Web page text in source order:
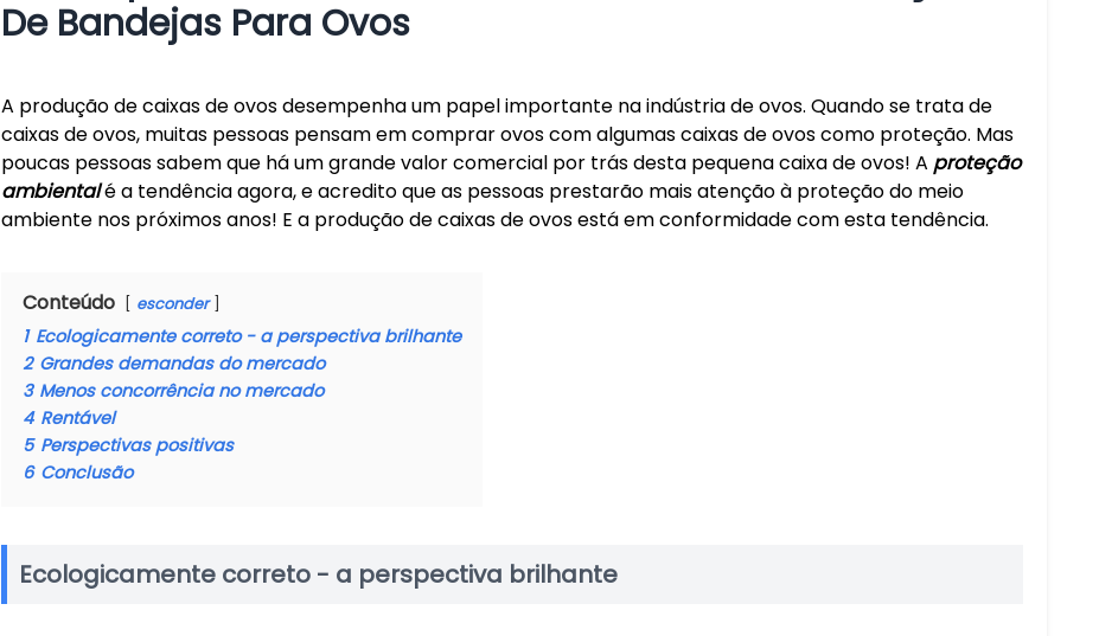
De Bandejas Para Ovos
A produção de caixas de ovos desempenha um papel importante na indústria de ovos. Quando se trata de
caixas de ovos, muitas pessoas pensam em comprar ovos com algumas caixas de ovos como proteção. Mas
poucas pessoas sabem que há um grande valor comercial por trás desta pequena caixa de ovos! A proteção
ambientalé a tendência agora, e acredito que as pessoas prestarão mais atenção à proteção do meio
ambiente nos próximos anos! E a produção de caixas de ovos está em conformidade com esta tendência.
Conteúdo esconder
1 Ecologicamente correto - a perspectiva brilhante
2 Grandes demandas do mercado
3 Menos concorrência no mercado
4 Rentável
5 Perspectivas positivas
6 Conclusão
Ecologicamente correto - a perspectiva brilhante